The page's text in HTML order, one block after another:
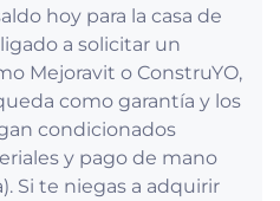
hoy para la casa de
a solicitar un
Mejoravit o ConstruYO,
como garantía y los
condicionados
y pago de mano
Si te niegas a adquirir